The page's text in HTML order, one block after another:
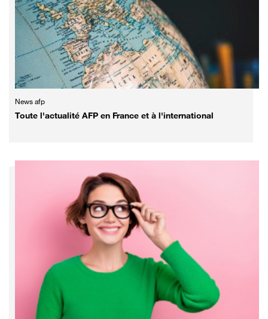
News afp
Toute l'actualité AFP en France et à l'international